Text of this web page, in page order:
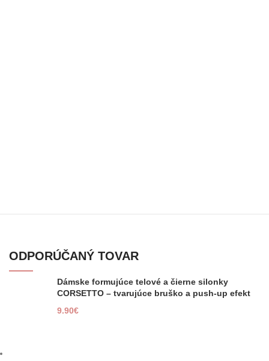
ODPORÚČANÝ TOVAR
Dámske formujúce telové a čierne silonky
CORSETTO – tvarujúce bruško a push-up efekt
9.90€